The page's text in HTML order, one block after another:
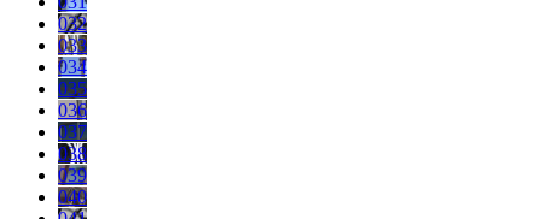
032
033
034
035
036
037
038
039
040